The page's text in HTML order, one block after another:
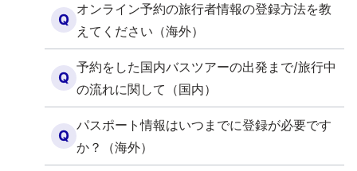
Q
オンライン予約の旅行者情報の登録方法を教
えてください（海外）
Q
予約をした国内バスツアーの出発まで/旅行中
の流れに関して（国内）
Q
パスポート情報はいつまでに登録が必要です
か？（海外）